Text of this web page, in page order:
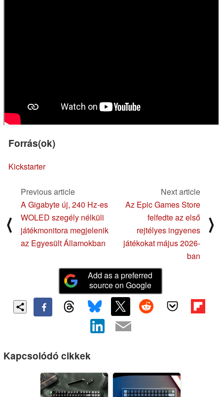
Forrás(ok)
Kickstarter
⟨
Previous article
A Gigabyte új, 240 Hz-es
WOLED szegély nélküli
játékmonitora megjelenik
az Egyesült Államokban
Next article
Az Epic Games Store
felfedte az első
rejtélyes ingyenes
játékokat május 2026-
ban
⟩
Add as a preferred
source on Google
Kapcsolódó cikkek